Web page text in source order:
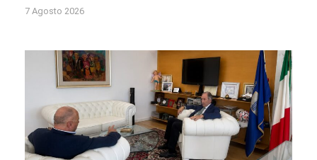
7 Agosto 2026